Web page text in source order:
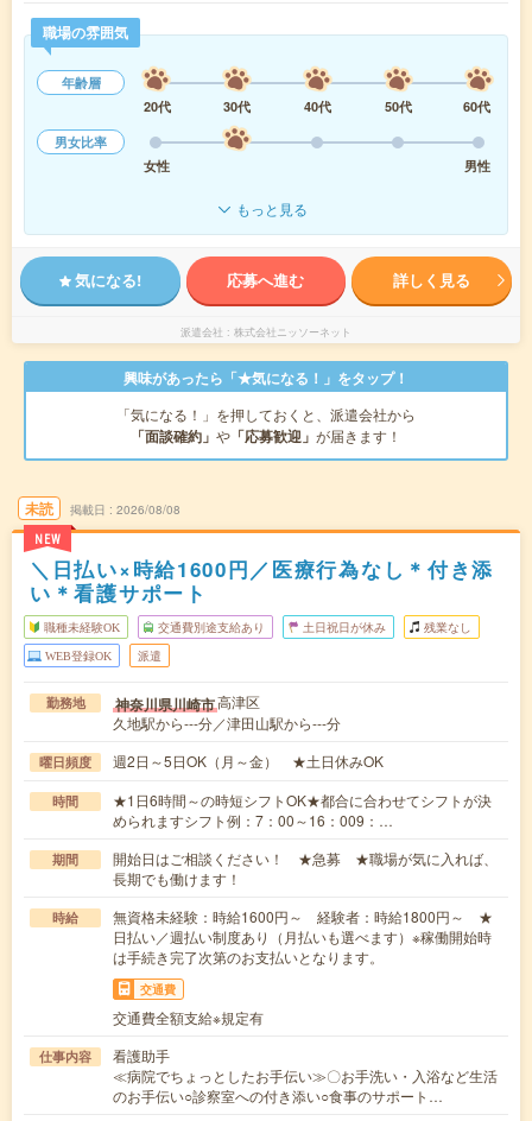
職場の雰囲気
年齢層
20代
30代 40代 50代
60代
男女比率
女性
男性
もっと見る
気になる! 応募へ進む 詳しく見る
派遣会社 株式会社ニッソーネット
興味があったら「★気になる！」をタップ！
「気になる！」を押しておくと、派遣会社から
「面談確約」 や 「応募歓迎」 が届きます！
未読
NEW
掲載日 2026/08/08
＼日払い×時給1600円／医療行為なし＊付き添
い＊看護サポート
職種未経験OK 交通費別途支給あり 土日祝日が休み 残業なし
WEB登録OK 派遣
勤務地 神奈川県川崎市高津区
久地駅から---分／津田山駅から---分
曜日頻度 週2日～5日OK（月～金） ★土日休みOK
時間
★1日6時間～の時短シフトOK★都合に合わせてシフトが決
められますシフト例：7：00～16：009：…
期間
開始日はご相談ください！ ★急募 ★職場が気に入れば、
長期でも働けます！
時給
無資格未経験：時給1600円～ 経験者：時給1800円～ ★
日払い／週払い制度あり（月払いも選べます）※稼働開始時
は手続き完了次第のお支払いとなります。
交通費
交通費全額支給※規定有
仕事内容
看護助手
≪病院でちょっとしたお手伝い≫〇お手洗い・入浴など生活
のお手伝い○診察室への付き添い○食事のサポート…